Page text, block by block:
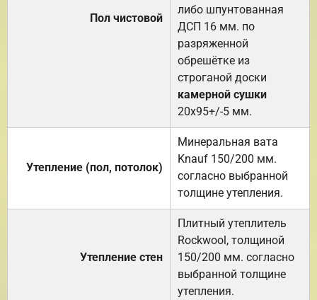
Пол чистовой
либо шпунтованная
ДСП 16 мм. по
разряженной
обрешётке из
строганой доски
камерной сушки
20х95+/-5 мм.
Утепление (пол, потолок)
Минеральная вата
Knauf 150/200 мм.
согласно выбранной
толщине утепления.
Утепление стен
Плитный утеплитель
Rockwool, толщиной
150/200 мм. согласно
выбранной толщине
утепления.